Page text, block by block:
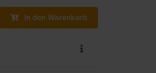
In den Warenkorb